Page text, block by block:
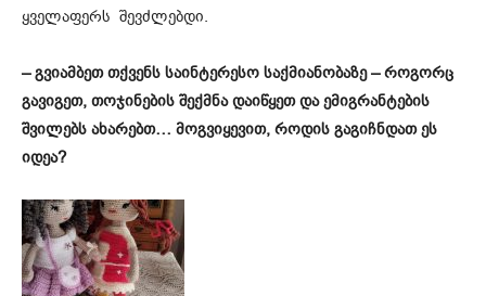
ყველაფერს შევძლებდი.
–გვიამბეთ თქვენს საინტერესო საქმიანობაზე – როგორც
გავიგეთ, თოჯინების შექმნა დაიწყეთ და ემიგრანტების
შვილებს ახარებთ… მოგვიყევით, როდის გაგიჩნდათ ეს
იდეა?